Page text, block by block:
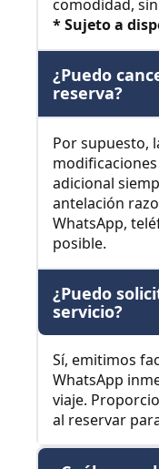
comodidad,
* Sujeto a
¿Puedo
reserva?
Por supuesto,
adicional
antelación
WhatsApp,
posible.
¿Puedo
servicio?
Sí, emitimos
WhatsApp
viaje.
al reservar